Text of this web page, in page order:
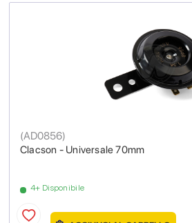
Clacson - Universale 70mm
(AD0856)
4+ Disponibile